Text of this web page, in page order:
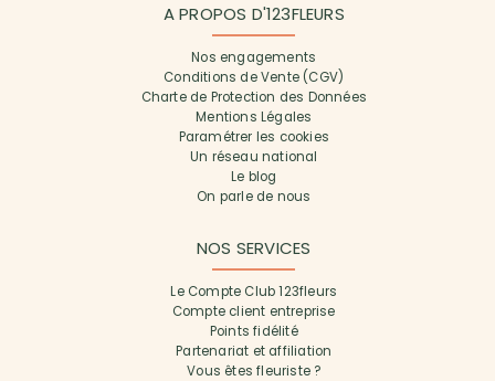
A PROPOS D'123FLEURS
Nos engagements
Conditions de Vente (CGV)
Charte de Protection des Données
Mentions Légales
Paramétrer les cookies
Un réseau national
Le blog
On parle de nous
NOS SERVICES
Le Compte Club 123fleurs
Compte client entreprise
Points fidélité
Partenariat et affiliation
Vous êtes fleuriste ?